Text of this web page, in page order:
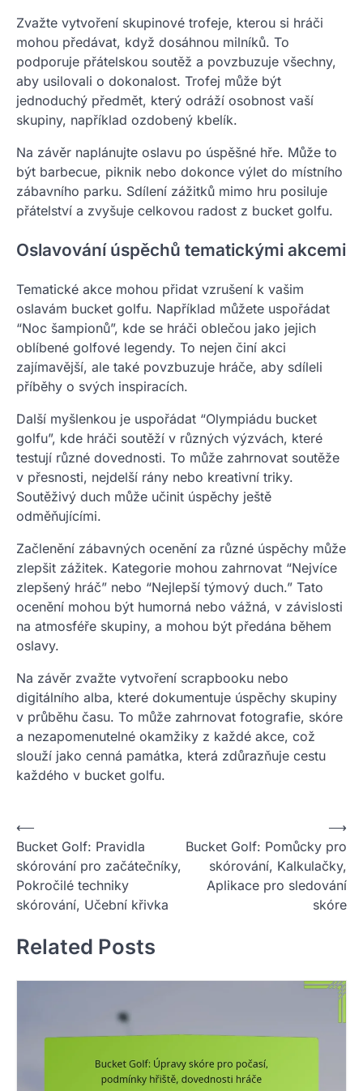
Zvažte vytvoření skupinové trofeje, kterou si hráči
mohou předávat, když dosáhnou milníků. To
podporuje přátelskou soutěž a povzbuzuje všechny,
aby usilovali o dokonalost. Trofej může být
jednoduchý předmět, který odráží osobnost vaší
skupiny, například ozdobený kbelík.
Na závěr naplánujte oslavu po úspěšné hře. Může to
být barbecue, piknik nebo dokonce výlet do místního
zábavního parku. Sdílení zážitků mimo hru posiluje
přátelství a zvyšuje celkovou radost z bucket golfu.
Oslavování úspěchů tematickými akcemi
Tematické akce mohou přidat vzrušení k vašim
oslavám bucket golfu. Například můžete uspořádat
“Noc šampionů”, kde se hráči oblečou jako jejich
oblíbené golfové legendy. To nejen činí akci
zajímavější, ale také povzbuzuje hráče, aby sdíleli
příběhy o svých inspiracích.
Další myšlenkou je uspořádat “Olympiádu bucket
golfu”, kde hráči soutěží v různých výzvách, které
testují různé dovednosti. To může zahrnovat soutěže
v přesnosti, nejdelší rány nebo kreativní triky.
Soutěživý duch může učinit úspěchy ještě
odměňujícími.
Začlenění zábavných ocenění za různé úspěchy může
zlepšit zážitek. Kategorie mohou zahrnovat “Nejvíce
zlepšený hráč” nebo “Nejlepší týmový duch.” Tato
ocenění mohou být humorná nebo vážná, v závislosti
na atmosféře skupiny, a mohou být předána během
oslavy.
Na závěr zvažte vytvoření scrapbooku nebo
digitálního alba, které dokumentuje úspěchy skupiny
v průběhu času. To může zahrnovat fotografie, skóre
a nezapomenutelné okamžiky z každé akce, což
slouží jako cenná památka, která zdůrazňuje cestu
každého v bucket golfu.
P
o
s
t
a
v
⟵
Bucket Golf: Pravidla
skórování pro začátečníky,
Pokročilé techniky
skórování, Učební křivka
Bucket Golf: Pomůcky pro
skórování, Kalkulačky,
Aplikace pro sledování
skóre
⟶
Related Posts